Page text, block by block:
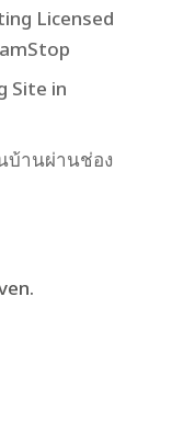
Licensed
Site in
บ้านผ่านช่อง